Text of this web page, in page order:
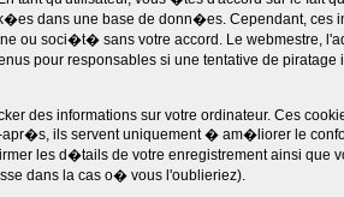
dans une base de donn�es. Cependant, ces
ou soci�t� sans votre accord. Le webmestre,
pour responsables si une tentative de
des informations sur votre ordinateur. Ces
ils servent uniquement � am�liorer le
les d�tails de votre enregistrement ainsi que
dans la cas o� vous l'oublieriez).